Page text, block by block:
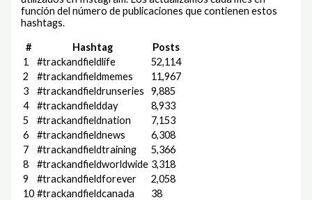
función del número de publicaciones que contienen estos
hashtags.
# Hashtag
Posts
1
#trackandfieldlife
52,114
2
#trackandfieldmemes
11,967
3
#trackandfieldrunseries
9,885
4
#trackandfieldday
8,933
5
#trackandfieldnation
7,153
6
#trackandfieldnews
6,308
7
#trackandfieldtraining
5,366
8
#trackandfieldworldwide 3,318
9
#trackandfieldforever
2,058
10 #trackandfieldcanada 38